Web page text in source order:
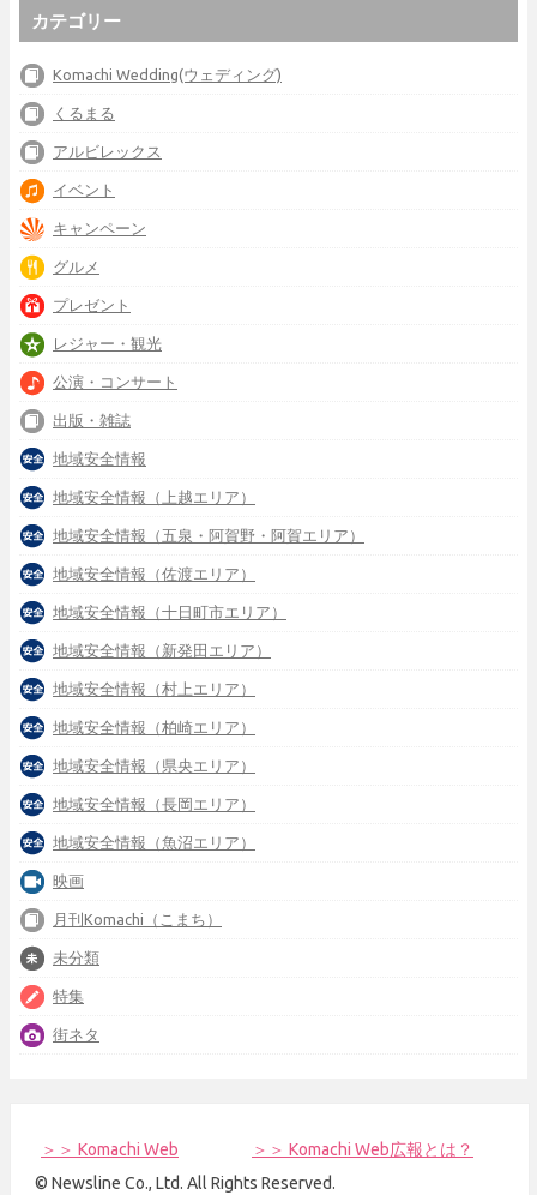
カテゴリー
Komachi Wedding(ウェディング)
くるまる
アルビレックス
イベント
キャンペーン
グルメ
プレゼント
レジャー・観光
公演・コンサート
出版・雑誌
地域安全情報
地域安全情報（上越エリア）
地域安全情報（五泉・阿賀野・阿賀エリア）
地域安全情報（佐渡エリア）
地域安全情報（十日町市エリア）
地域安全情報（新発田エリア）
地域安全情報（村上エリア）
地域安全情報（柏崎エリア）
地域安全情報（県央エリア）
地域安全情報（長岡エリア）
地域安全情報（魚沼エリア）
映画
月刊Komachi（こまち）
未分類
特集
街ネタ
＞＞ Komachi Web
＞＞ Komachi Web広報とは？
© Newsline Co., Ltd. All Rights Reserved.